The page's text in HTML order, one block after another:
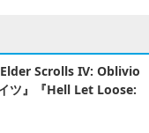
Scrolls IV: Oblivio
ツ』『Hell Let Loose: